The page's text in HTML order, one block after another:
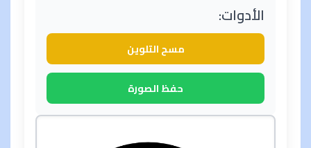
الأدوات:
مسح التلوين
حفظ الصورة